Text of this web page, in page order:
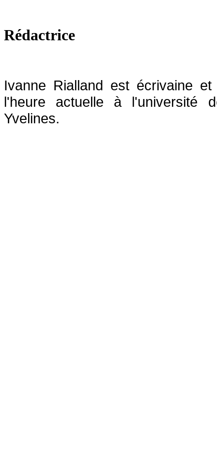
Rédactrice
Ivanne Rialland est écrivaine
l'heure actuelle à l'université
Yvelines.